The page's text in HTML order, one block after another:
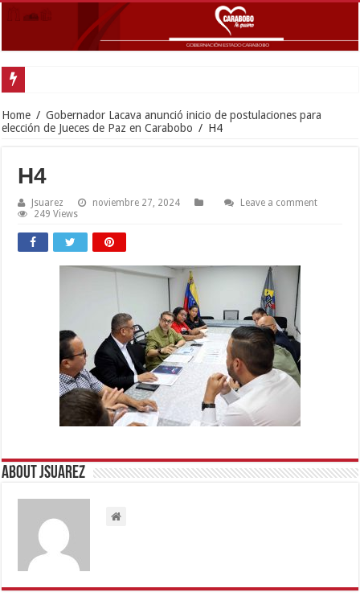
Home / Gobernador Lacava anunció inicio de postulaciones para
elección de Jueces de Paz en Carabobo / H4
H4
Jsuarez noviembre 27, 2024
Leave a comment
249 Views
About Jsuarez